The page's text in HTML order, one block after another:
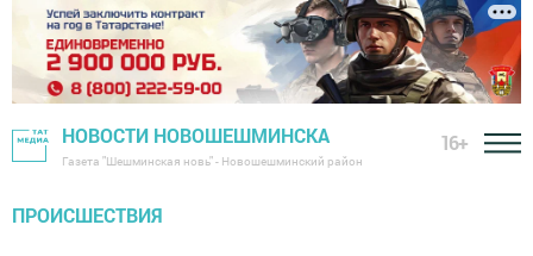
НОВОСТИ НОВОШЕШМИНСКА
Газета "Шешминская новь" - Новошешминский район
16+
ПРОИСШЕСТВИЯ